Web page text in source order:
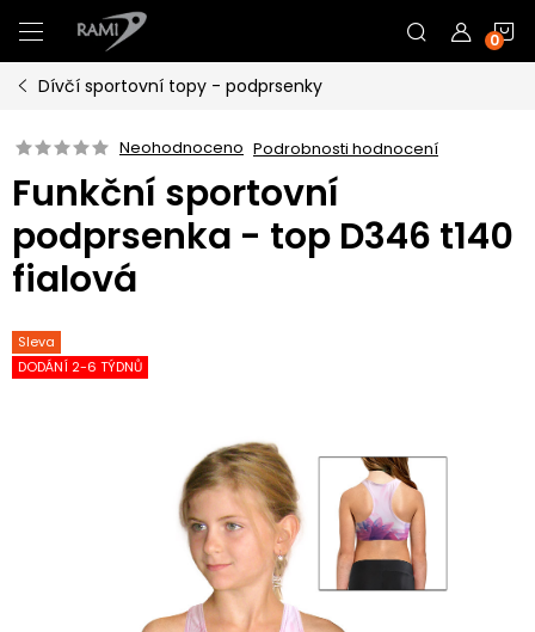
na
obsah
Dívčí sportovní topy - podprsenky
Neohodnoceno Podrobnosti hodnocení
Funkční sportovní
podprsenka - top D346 t140
fialová
Sleva
DODÁNÍ 2-6 TÝDNŮ